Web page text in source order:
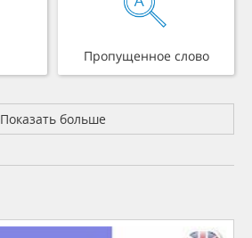
Пропущенное слово
Показать больше